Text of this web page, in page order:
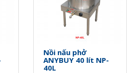
Nồi nấu phở
ANYBUY 40 lít NP-
40L